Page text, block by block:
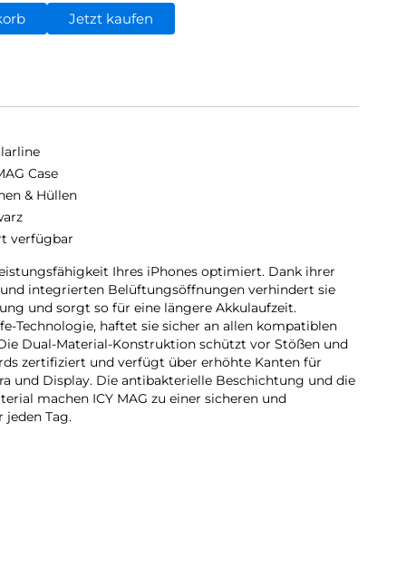
Jetzt kaufen
Case
& Hüllen
verfügbar
Ihres iPhones optimiert. Dank ihrer
integrierten Belüftungsöffnungen verhindert sie
und sorgt so für eine längere Akkulaufzeit.
Technologie, haftet sie sicher an allen kompatiblen
Dual-Material-Konstruktion schützt vor Stößen und
zertifiziert und verfügt über erhöhte Kanten für
und Display. Die antibakterielle Beschichtung und die
machen ICY MAG zu einer sicheren und
Tag.